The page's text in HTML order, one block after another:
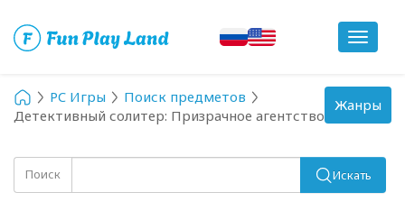
Toggle
PC Игры
Поиск предметов
Детективный солитер: Призрачное агентство 2
Поиск Искать
Toggle
navigation
Жанры